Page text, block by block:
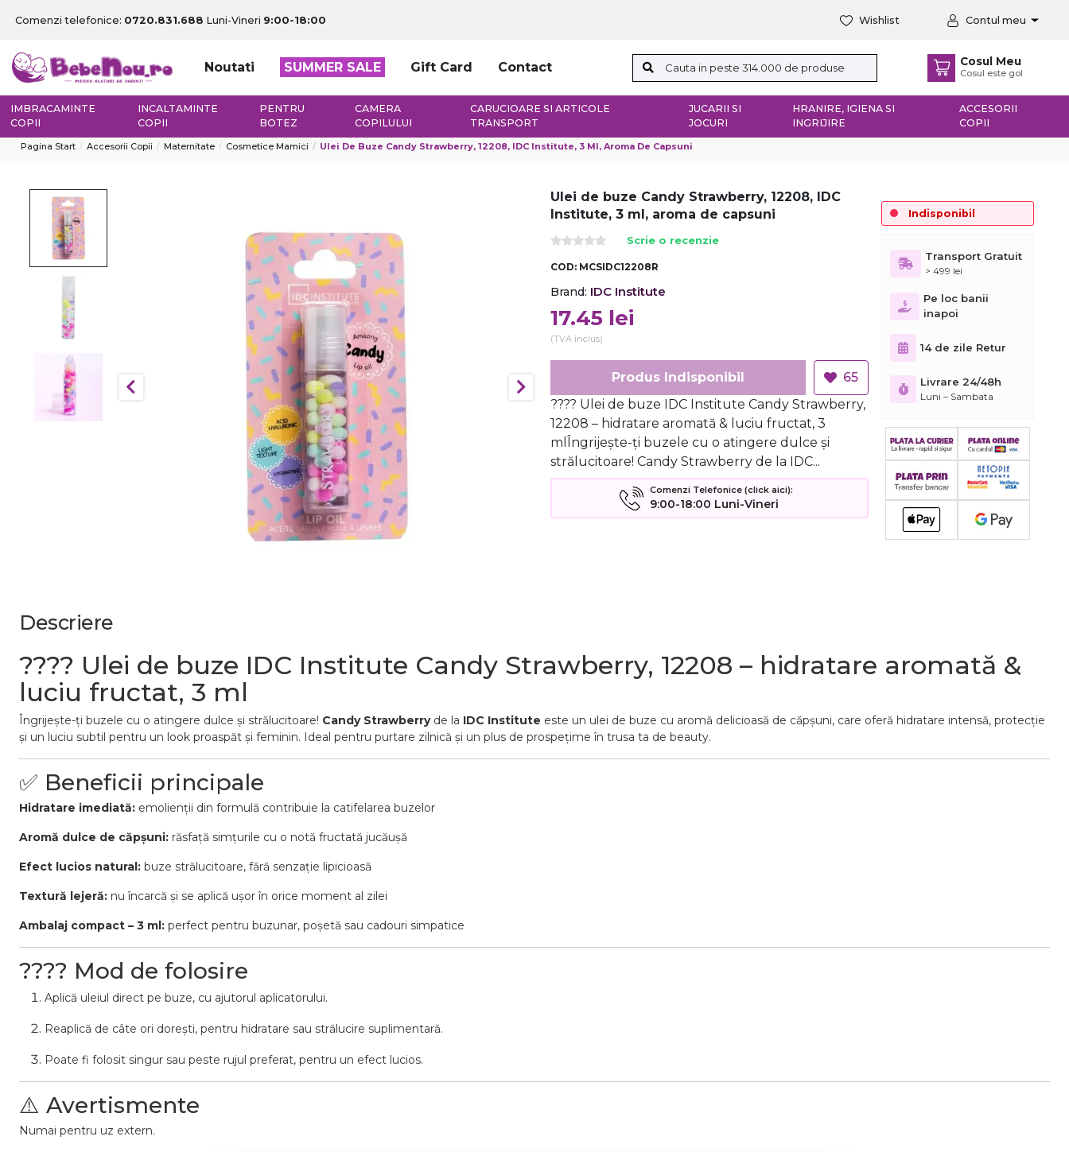
Comenzi telefonice: 0720.831.688 Luni-Vineri 9:00-18:00 Wishlist Contul meu
Noutati SUMMER SALE Gift Card Contact Cosul Meu
Cosul este gol
IMBRACAMINTE
COPII
INCALTAMINTE
COPII
PENTRU
BOTEZ
CAMERA
COPILULUI
CARUCIOARE SI ARTICOLE
TRANSPORT
JUCARII SI
JOCURI
HRANIRE, IGIENA SI
INGRIJIRE
ACCESORII
COPII
Pagina Start Accesorii Copii Maternitate Cosmetice Mamici Ulei De Buze Candy Strawberry, 12208, IDC Institute, 3 Ml, Aroma De Capsuni
Ulei de buze Candy Strawberry, 12208, IDC
Institute, 3 ml, aroma de capsuni
Scrie o recenzie
COD: MCSIDC12208R
Brand: IDC Institute
17.45 lei
(TVA inclus)
Produs Indisponibil
65
???? Ulei de buze IDC Institute Candy Strawberry,
12208 – hidratare aromată & luciu fructat, 3
mlÎngrijește-ți buzele cu o atingere dulce și
strălucitoare! Candy Strawberry de la IDC...
Comenzi Telefonice (click aici):
9:00-18:00 Luni-Vineri
Indisponibil
Transport Gratuit
> 499 lei
Pe loc banii
inapoi
14 de zile Retur
Livrare 24/48h
Luni – Sambata
Descriere
???? Ulei de buze IDC Institute Candy Strawberry, 12208 – hidratare aromată &
luciu fructat, 3 ml
Îngrijește-ți buzele cu o atingere dulce și strălucitoare! Candy Strawberryde la IDC Institute este un ulei de buze cu aromă delicioasă de căpșuni, care oferă hidratare intensă, protecție
și un luciu subtil pentru un look proaspăt și feminin. Ideal pentru purtare zilnică și un plus de prospețime în trusa ta de beauty.
✅ Beneficii principale
Hidratare imediată: emolienții din formulă contribuie la catifelarea buzelor
Aromă dulce de căpșuni: răsfață simțurile cu o notă fructată jucăușă
Efect lucios natural: buze strălucitoare, fără senzație lipicioasă
Textură lejeră: nu încarcă și se aplică ușor în orice moment al zilei
Ambalaj compact – 3 ml: perfect pentru buzunar, poșetă sau cadouri simpatice
???? Mod de folosire
Aplică uleiul direct pe buze, cu ajutorul aplicatorului.
Reaplică de câte ori dorești, pentru hidratare sau strălucire suplimentară.
Poate fi folosit singur sau peste rujul preferat, pentru un efect lucios.
⚠️ Avertismente
Numai pentru uz extern.